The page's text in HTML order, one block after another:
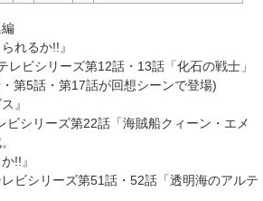
れるか!!』
レビシリーズ第12話・13話「化石の戦士」
第5話・第17話が回想シーンで登場)
』
ビシリーズ第22話「海賊船クィーン・エメ
!!』
ビシリーズ第51話・52話「透明海のアルテ